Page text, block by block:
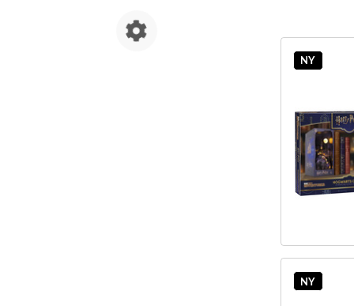
NY
NY